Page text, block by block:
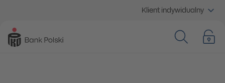
Klient indywidualny